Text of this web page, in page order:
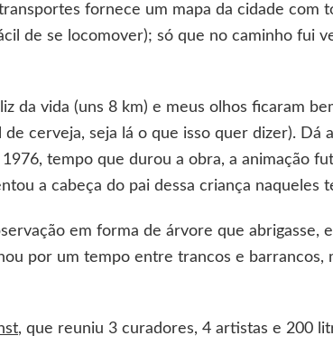
fornece um mapa da cidade com
de se locomover); só que no caminho fui
da vida (uns 8 km) e meus olhos ficaram
de cerveja, seja lá o que isso quer dizer). Dá
tempo que durou a obra, a animação
a cabeça do pai dessa criança naqueles
em forma de árvore que abrigasse,
por um tempo entre trancos e barrancos,
, que reuniu 3 curadores, 4 artistas e 200